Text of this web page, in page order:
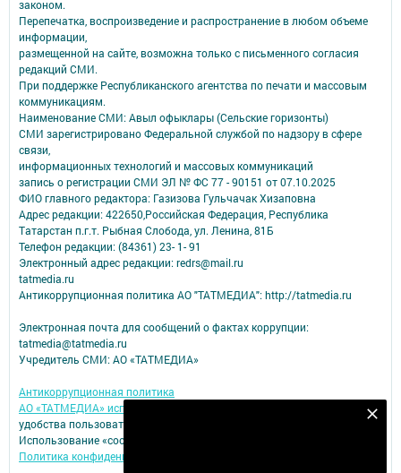
законом.
Перепечатка, воспроизведение и распространение в любом объеме
информации,
размещенной на сайте, возможна только с письменного согласия
редакций СМИ.
При поддержке Республиканского агентства по печати и массовым
коммуникациям.
Наименование СМИ: Авыл офыклары (Сельские горизонты)
СМИ зарегистрировано Федеральной службой по надзору в сфере
связи,
информационных технологий и массовых коммуникаций
запись о регистрации СМИ ЭЛ № ФС 77 - 90151 от 07.10.2025
ФИО главного редактора: Газизова Гульчачак Хизаповна
Адрес редакции: 422650,Российская Федерация, Республика
Татарстан п.г.т. Рыбная Слобода, ул. Ленина, 81Б
Телефон редакции: (84361) 23- 1- 91
Электронный адрес редакции: redrs@mail.ru
tatmedia.ru
Антикоррупционная политика АО "ТАТМЕДИА": http://tatmedia.ru
Электронная почта для сообщений о фактах коррупции:
tatmedia@tatmedia.ru
Учредитель СМИ: АО «ТАТМЕДИА»
Антикоррупционная политика
АО «ТАТМЕДИА» использует «cookie»
для персонализации сервисов и
удобства пользователей сайтом.
Использование «cookie» можно отменить в настройках браузера.
Политика конфиденциальности